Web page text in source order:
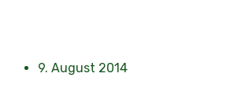
9. August 2014